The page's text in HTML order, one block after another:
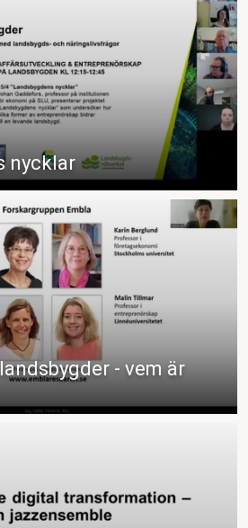
nycklar
- vem är